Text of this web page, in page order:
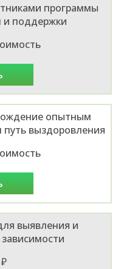
программы
поддержки
опытным
выздоровления
выявления и